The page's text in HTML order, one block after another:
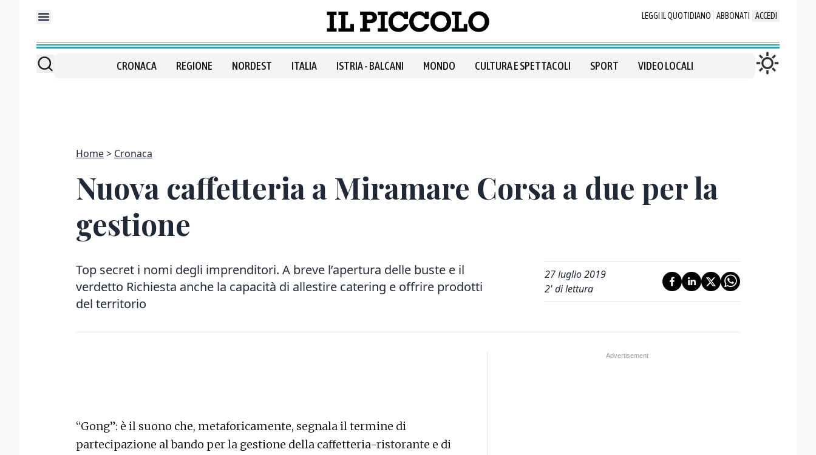
LEGGI IL QUOTIDIANO ABBONATI ACCEDI
CRONACA REGIONE NORDEST ITALIA ISTRIA - BALCANI MONDO CULTURA E SPETTACOLI SPORT VIDEO LOCALI
Home Cronaca
Nuova caffetteria a Miramare Corsa a due per la
gestione
Top secret i nomi degli imprenditori. A breve l’apertura delle buste e il
verdetto Richiesta anche la capacità di allestire catering e offrire prodotti
del territorio
27 luglio 2019
2' di lettura
“Gong”: è il suono che, metaforicamente, segnala il termine di
partecipazione al bando per la gestione della caffetteria-ristorante e di